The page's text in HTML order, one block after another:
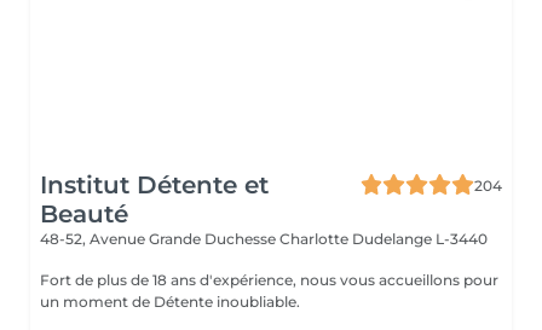
Institut Détente et
Beauté
204
48-52, Avenue Grande Duchesse Charlotte Dudelange L-3440
Fort de plus de 18 ans d'expérience, nous vous accueillons pour
un moment de Détente inoubliable.